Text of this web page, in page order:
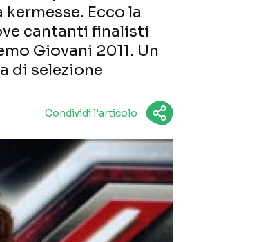
Ecco la
cantanti finalisti
Giovani 2011. Un
di selezione
Condividi l'articolo